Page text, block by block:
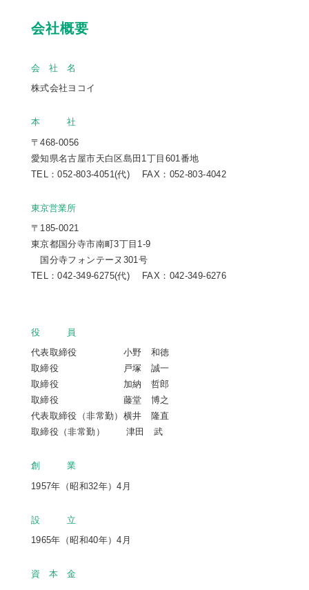
会社概要
会 社 名
株式会社ヨコイ
本 社
〒468-0056
愛知県名古屋市天白区島田1丁目601番地
TEL：052-803-4051(代) FAX：052-803-4042
東京営業所
〒185-0021
東京都国分寺市南町3丁目1-9
国分寺フォンテーヌ301号
TEL：042-349-6275(代) FAX：042-349-6276
役 員
代表取締役 小野 和徳
取締役 戸塚 誠一
取締役 加納 哲郎
取締役 藤堂 博之
代表取締役（非常勤）横井 隆直
取締役（非常勤） 津田 武
創 業
1957年（昭和32年）4月
設 立
1965年（昭和40年）4月
資 本 金